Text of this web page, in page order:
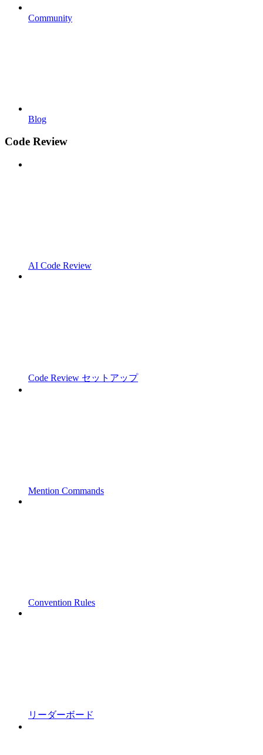
Community
Blog
Code Review
AI Code Review
Code Review セットアップ
Mention Commands
Convention Rules
リーダーボード